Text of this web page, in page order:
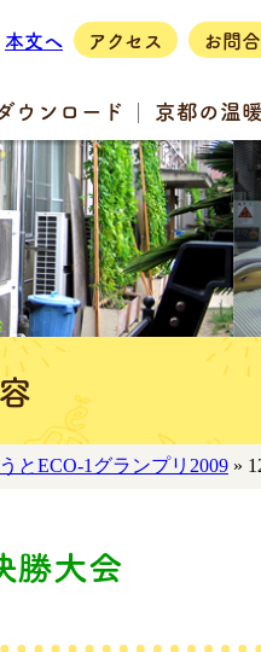
本文へ アクセス お問
ウンロード 京都の温
とECO-1グランプリ2009 »
勝大会